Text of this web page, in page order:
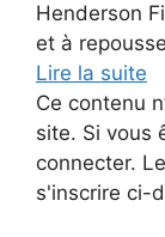
Henderson
et à
Lire la suite
Ce contenu
site. Si vous
connecter.
s'inscrire ci-